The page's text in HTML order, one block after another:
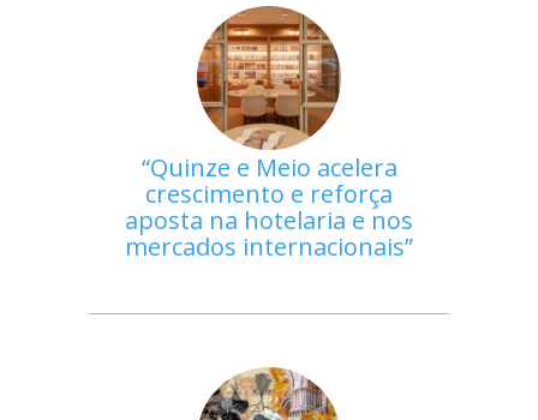
Quinze e Meio acelera
crescimento e reforça
aposta na hotelaria e nos
mercados internacionais